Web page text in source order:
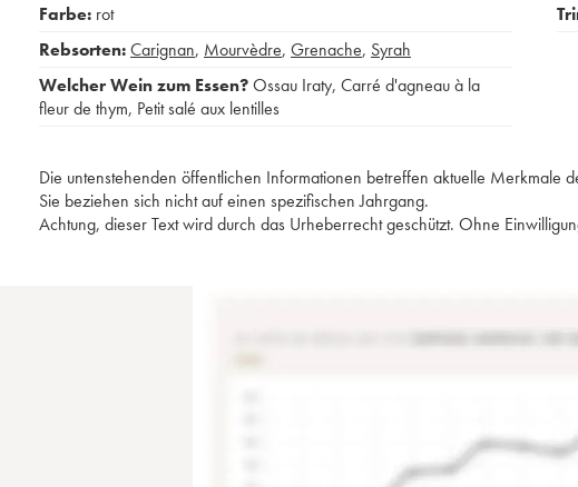
Farbe: rot
Rebsorten:Carignan, Mourvèdre, Grenache, Syrah
Welcher Wein zum Essen?Ossau Iraty, Carré d'agneau à la
fleur de thym, Petit salé aux lentilles
Die untenstehenden öffentlichen Informationen betreffen aktuelle Merkmale
Sie beziehen sich nicht auf einen spezifischen Jahrgang.
Achtung, dieser Text wird durch das Urheberrecht geschützt. Ohne